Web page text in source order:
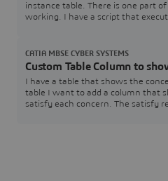
instance table. There is one part
working. I have a script that
the lookup. The simulation works
Cameo.Here is a
Custom Table Column to
I have a table that shows the
table I want to add a column that
satisfy each concern. The satisfy
CATIA MBSE CYBER SYSTEMS